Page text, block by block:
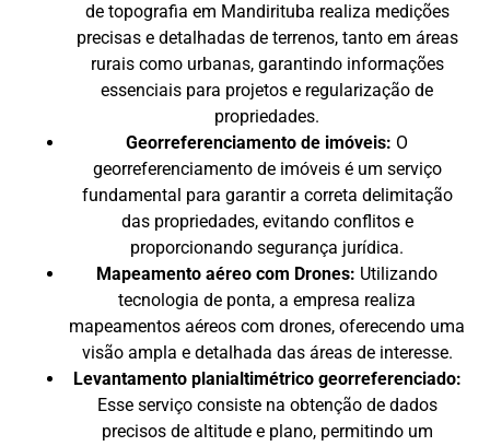
de topografia em Mandirituba realiza medições
precisas e detalhadas de terrenos, tanto em áreas
rurais como urbanas, garantindo informações
essenciais para projetos e regularização de
propriedades.
Georreferenciamento de imóveis: O
georreferenciamento de imóveis é um serviço
fundamental para garantir a correta delimitação
das propriedades, evitando conflitos e
proporcionando segurança jurídica.
Mapeamento aéreo com Drones: Utilizando
tecnologia de ponta, a empresa realiza
mapeamentos aéreos com drones, oferecendo uma
visão ampla e detalhada das áreas de interesse.
Levantamento planialtimétrico georreferenciado:
Esse serviço consiste na obtenção de dados
precisos de altitude e plano, permitindo um